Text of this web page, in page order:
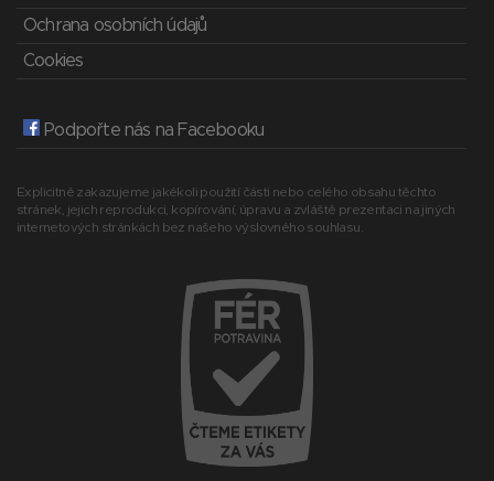
Ochrana osobních údajů
Cookies
Podpořte nás na Facebooku
Explicitně zakazujeme jakékoli použití části nebo celého obsahu těchto
stránek, jejich reprodukci, kopírování, úpravu a zvláště prezentaci na jiných
internetových stránkách bez našeho výslovného souhlasu.